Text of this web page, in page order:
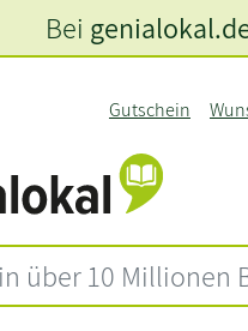
Gutschein
Bei